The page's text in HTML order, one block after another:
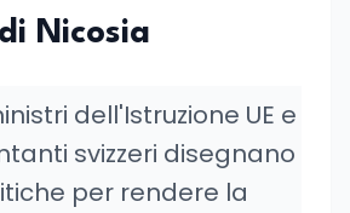
Nicosia
dell'Istruzione UE e
svizzeri disegnano
per rendere la